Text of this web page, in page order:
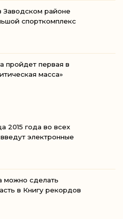
Заводском районе
спорткомплекс
пройдет первая в
масса»
2015 года во всех
электронные
можно сделать
в Книгу рекордов